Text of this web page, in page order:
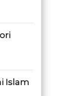
Islam